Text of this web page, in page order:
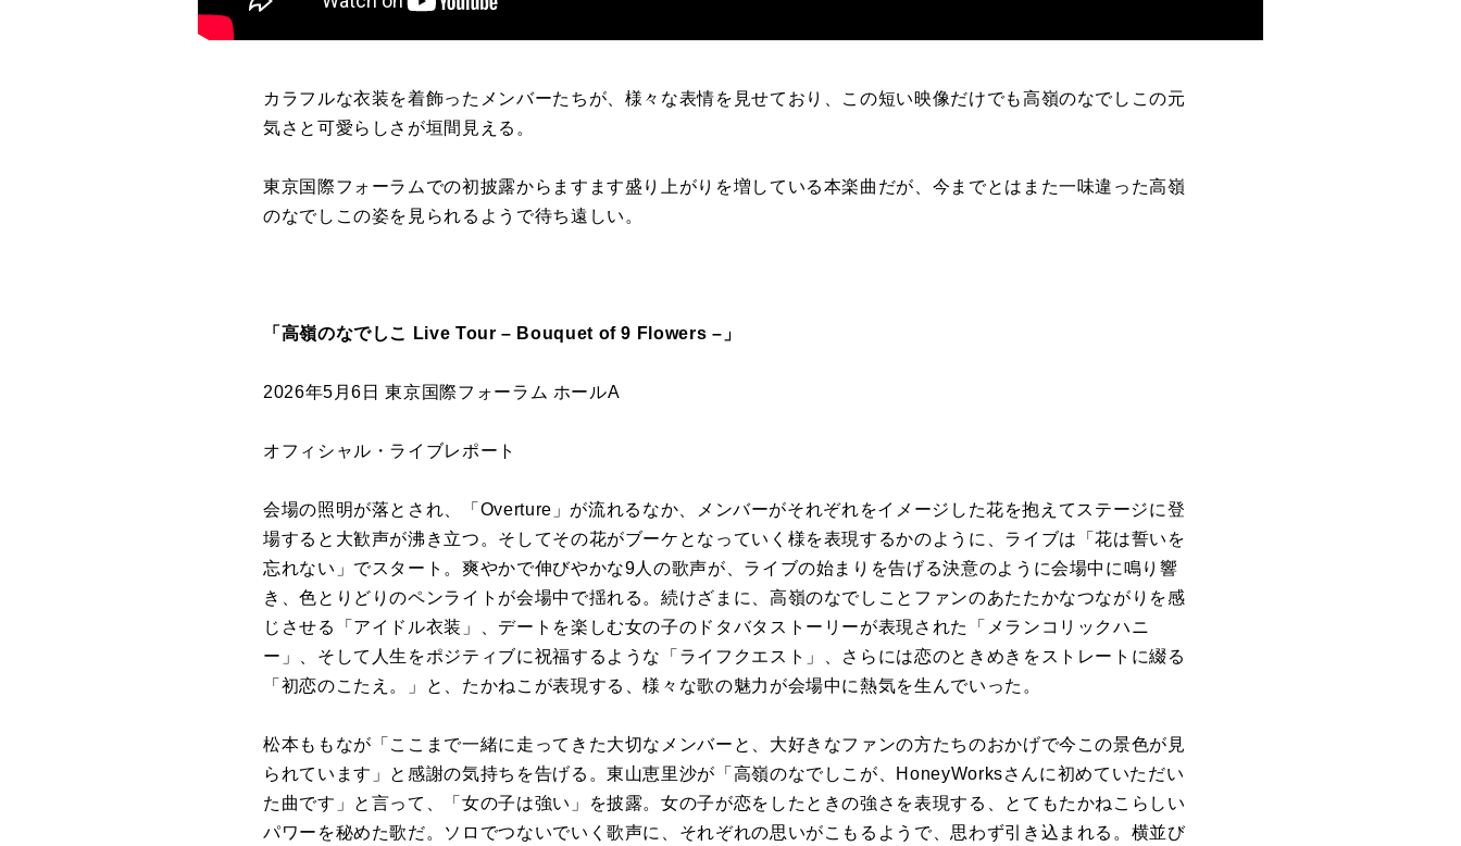
カラフルな衣装を着飾ったメンバーたちが、様々な表情を見せており、この短い映像だけでも高嶺のなでしこの元
気さと可愛らしさが垣間見える。
東京国際フォーラムでの初披露からますます盛り上がりを増している本楽曲だが、今までとはまた一味違った高嶺
のなでしこの姿を見られるようで待ち遠しい。
「高嶺のなでしこ Live Tour – Bouquet of 9 Flowers –」
2026年5月6日 東京国際フォーラム ホールA
オフィシャル・ライブレポート
会場の照明が落とされ、「Overture」が流れるなか、メンバーがそれぞれをイメージした花を抱えてステージに登
場すると大歓声が沸き立つ。そしてその花がブーケとなっていく様を表現するかのように、ライブは「花は誓いを
忘れない」でスタート。爽やかで伸びやかな9人の歌声が、ライブの始まりを告げる決意のように会場中に鳴り響
き、色とりどりのペンライトが会場中で揺れる。続けざまに、高嶺のなでしことファンのあたたかなつながりを感
じさせる「アイドル衣装」、デートを楽しむ女の子のドタバタストーリーが表現された「メランコリックハニ
ー」、そして人生をポジティブに祝福するような「ライフクエスト」、さらには恋のときめきをストレートに綴る
「初恋のこたえ。」と、たかねこが表現する、様々な歌の魅力が会場中に熱気を生んでいった。
松本ももなが「ここまで一緒に走ってきた大切なメンバーと、大好きなファンの方たちのおかげで今この景色が見
られています」と感謝の気持ちを告げる。東山恵里沙が「高嶺のなでしこが、HoneyWorksさんに初めていただい
た曲です」と言って、「女の子は強い」を披露。女の子が恋をしたときの強さを表現する、とてもたかねこらしい
パワーを秘めた歌だ。ソロでつないでいく歌声に、それぞれの思いがこもるようで、思わず引き込まれる。横並び